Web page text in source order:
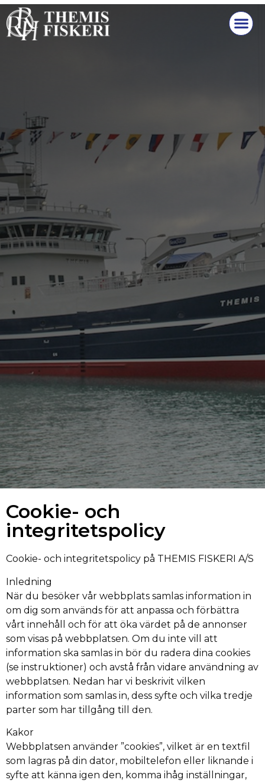
Cookie- och
integritetspolicy
Cookie- och integritetspolicy på THEMIS FISKERI A/S
Inledning
När du besöker vår webbplats samlas information in
om dig som används för att anpassa och förbättra
vårt innehåll och för att öka värdet på de annonser
som visas på webbplatsen. Om du inte vill att
information ska samlas in bör du radera dina cookies
(se instruktioner) och avstå från vidare användning av
webbplatsen. Nedan har vi beskrivit vilken
information som samlas in, dess syfte och vilka tredje
parter som har tillgång till den.
Kakor
Webbplatsen använder ”cookies”, vilket är en textfil
som lagras på din dator, mobiltelefon eller liknande i
syfte att känna igen den, komma ihåg inställningar,